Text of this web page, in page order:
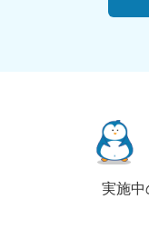
実施中